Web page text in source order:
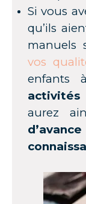
Si vous
qu’ils
manuels
vos
enfants
aurez